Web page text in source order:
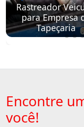
Rastreador
para Empresa
Tapeçaria
Encontre
você!